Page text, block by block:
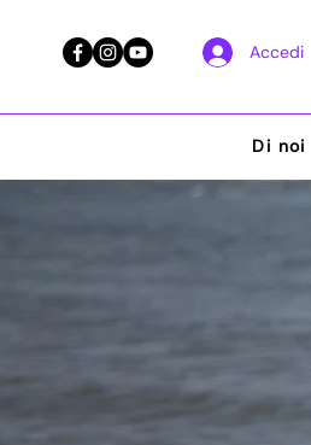
Accedi
Di noi